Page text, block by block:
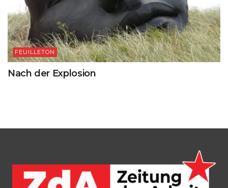
FEUILLETON
Nach der Explosion